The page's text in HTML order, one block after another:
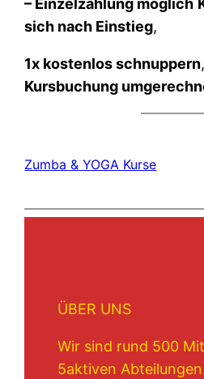
– Einzelzahlung möglich
sich nach Einstieg,
1x kostenlos schnuppern,
Kursbuchung
Zumba & YOGA Kurse
ÜBER UNS
Wir sind rund 500
5aktiven